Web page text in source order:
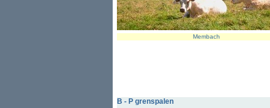
Membach
B - P grenspalen